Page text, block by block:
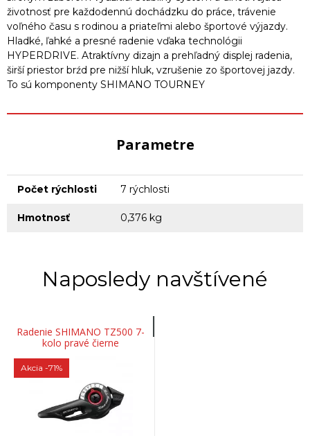
životnosť pre každodennú dochádzku do práce, trávenie
voľného času s rodinou a priateľmi alebo športové výjazdy.
Hladké, ľahké a presné radenie vďaka technológii
HYPERDRIVE. Atraktívny dizajn a prehľadný displej radenia,
širší priestor brźd pre nižší hluk, vzrušenie zo športovej jazdy.
To sú komponenty SHIMANO TOURNEY
Parametre
Počet rýchlosti 7 rýchlosti
Hmotnosť 0,376 kg
Naposledy navštívené
Radenie SHIMANO TZ500 7-
kolo pravé čierne
Akcia -71%